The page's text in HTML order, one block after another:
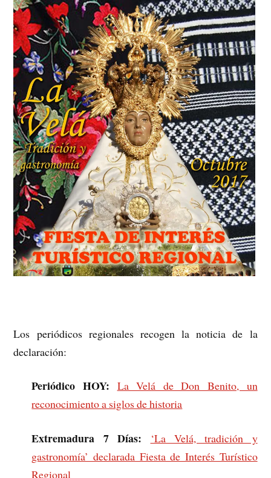
Los periódicos regionales recogen la noticia de la
declaración:
Periódico HOY: La Velá de Don Benito, un
reconocimiento a siglos de historia
Extremadura 7 Días:
‘La Velá, tradición y
gastronomía’ declarada Fiesta de Interés Turístico
Regional